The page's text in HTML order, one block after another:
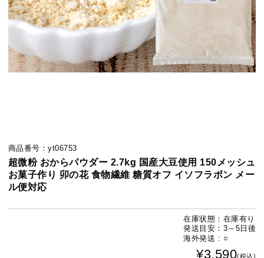
商品番号：yt06753
超微粉 おからパウダー 2.7kg 国産大豆使用 150メッシュ
お菓子作り 卯の花 食物繊維 糖質オフ イソフラボン メー
ル便対応
在庫状態：在庫有り
発送目安：3～5日後
海外発送 : ○
¥3,590(税込)